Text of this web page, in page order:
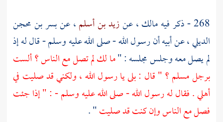
268 - ذكر فيه
مالك، عنزيد بن أسلم، عنبسر بن محجن
الديلي، عن أبيه أن رسول الله - صلى الله عليه وسلم - قال له إذ
لم يصل معه وجلس مجلسه : "ما لك لم تصل مع الناس ؟ ألست
برجل مسلم ؟ " قال : بلى يا رسول الله ، ولكني قد صليت في
أهلي . فقال له رسول الله - صلى الله عليه وسلم - : " إذا جئت
فصل مع الناس وإن كنت قد صليت" .